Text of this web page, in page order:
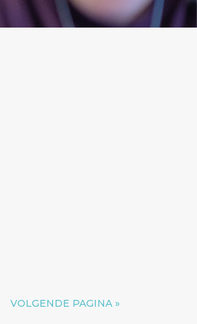
VOLGENDE PAGINA »